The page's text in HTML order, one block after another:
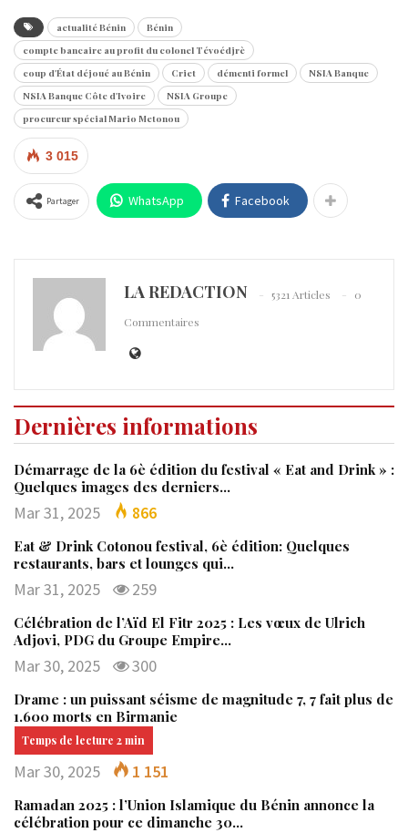
actualité Bénin
Bénin
compte bancaire au profit du colonel Tévoédjrè
coup d'État déjoué au Bénin
Criet démenti formel
NSIA Banque
NSIA Banque Côte d'Ivoire
NSIA Groupe
procureur spécial Mario Metonou
3 015
Partager WhatsApp Facebook
LA REDACTION 5321 Articles
0
Commentaires
Dernières informations
Démarrage de la 6è édition du festival « Eat and Drink » :
Quelques images des derniers…
Mar 31, 2025 866
Eat & Drink Cotonou festival, 6è édition: Quelques
restaurants, bars et lounges qui…
Mar 31, 2025 259
Célébration de l’Aïd El Fitr 2025 : Les vœux de Ulrich
Adjovi, PDG du Groupe Empire…
Mar 30, 2025 300
Drame : un puissant séisme de magnitude 7, 7 fait plus de
1.600 morts en Birmanie
Mar 30, 2025 1 151
Ramadan 2025 : l’Union Islamique du Bénin annonce la
célébration pour ce dimanche 30…